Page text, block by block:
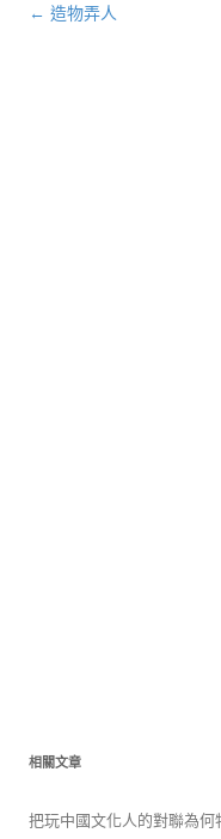
文章導航列
← 造物弄人
相關文章
把玩中國文化人的對聯為何